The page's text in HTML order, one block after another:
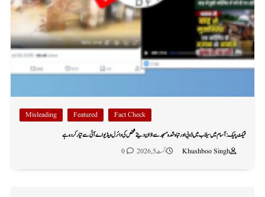
Fact Check
Featured
Misleading
فیکٹ چیک: آسام میں سیلاب میں ڈوبی اور تباہ شدہ مسجد سے اذان دیتے شخص کی وائرل ویڈیو اے آئی سے تیار کردہ ہے
Khushboo Singh
اگست 5, 2026 0